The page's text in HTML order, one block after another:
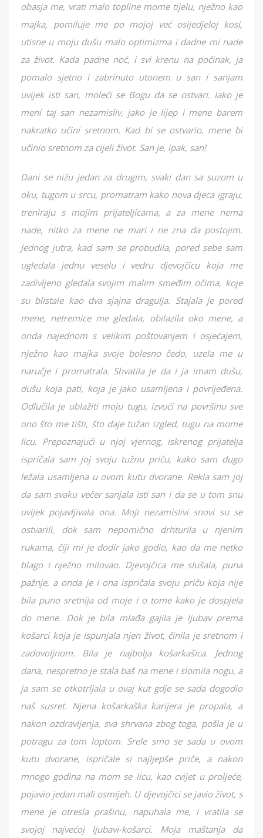
obasja me, vrati malo topline mome tijelu, nježno kao
majka, pomiluje me po mojoj već osijedjeloj kosi,
utisne u moju dušu malo optimizma i dadne mi nade
za život. Kada padne noć, i svi krenu na počinak, ja
pomalo sjetno i zabrinuto utonem u san i sanjam
uvijek isti san, moleći se Bogu da se ostvari. Iako je
meni taj san nezamisliv, jako je lijep i mene barem
nakratko učini sretnom. Kad bi se ostvario, mene bi
učinio sretnom za cijeli život. San je, ipak, san!
Dani se nižu jedan za drugim, svaki dan sa suzom u
oku, tugom u srcu, promatram kako nova djeca igraju,
treniraju s mojim prijateljicama, a za mene nema
nade, nitko za mene ne mari i ne zna da postojim.
Jednog jutra, kad sam se probudila, pored sebe sam
ugledala jednu veselu i vedru djevojčicu koja me
zadivljeno gledala svojim malim smeđim očima, koje
su blistale kao dva sjajna dragulja. Stajala je pored
mene, netremice me gledala, obilazila oko mene, a
onda najednom s velikim poštovanjem i osjećajem,
nježno kao majka svoje bolesno čedo, uzela me u
naručje i promatrala. Shvatila je da i ja imam dušu,
dušu koja pati, koja je jako usamljena i povrijeđena.
Odlučila je ublažiti moju tugu, izvući na površinu sve
ono što me tišti, što daje tužan izgled, tugu na mome
licu. Prepoznajući u njoj vjernog, iskrenog prijatelja
ispričala sam joj svoju tužnu priču, kako sam dugo
ležala usamljena u ovom kutu dvorane. Rekla sam joj
da sam svaku večer sanjala isti san i da se u tom snu
uvijek pojavljivala ona. Moji nezamislivi snovi su se
ostvarili, dok sam nepomično drhturila u njenim
rukama, čiji mi je dodir jako godio, kao da me netko
blago i nježno milovao. Djevojčica me slušala, puna
pažnje, a onda je i ona ispričala svoju priču koja nije
bila puno sretnija od moje i o tome kako je dospjela
do mene. Dok je bila mlađa gajila je ljubav prema
košarci koja je ispunjala njen život, činila je sretnom i
zadovoljnom. Bila je najbolja košarkašica. Jednog
dana, nespretno je stala baš na mene i slomila nogu, a
ja sam se otkotrljala u ovaj kut gdje se sada dogodio
naš susret. Njena košarkaška karijera je propala, a
nakon ozdravljenja, sva shrvana zbog toga, pošla je u
potragu za tom loptom. Srele smo se sada u ovom
kutu dvorane, ispričale si najljepše priče, a nakon
mnogo godina na mom se licu, kao cvijet u proljeće,
pojavio jedan mali osmijeh. U djevojčici se javio život, s
mene je otresla prašinu, napuhala me, i vratila se
svojoj najvećoj ljubavi-košarci. Moja maštanja da